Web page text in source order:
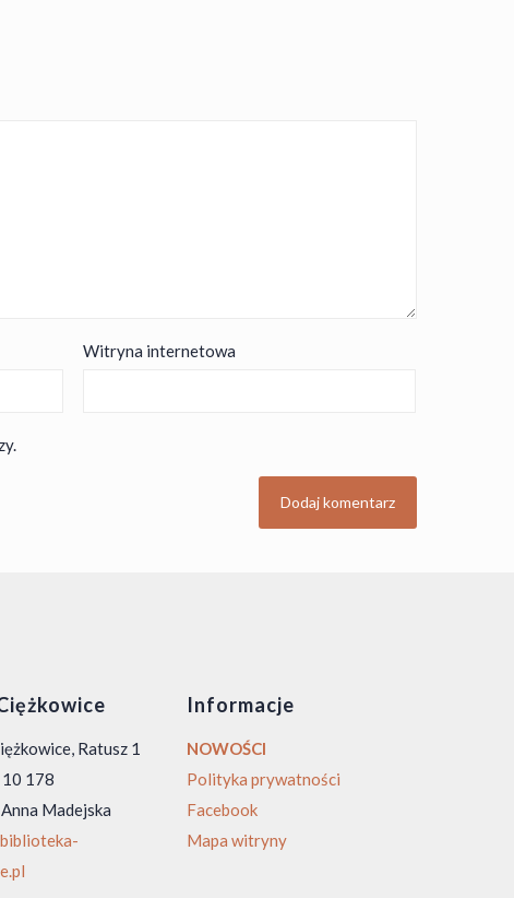
Witryna internetowa
Ratusz 1
178
Madejska
Informacje
NOWOŚCI
Polityka prywatności
Facebook
Mapa witryny